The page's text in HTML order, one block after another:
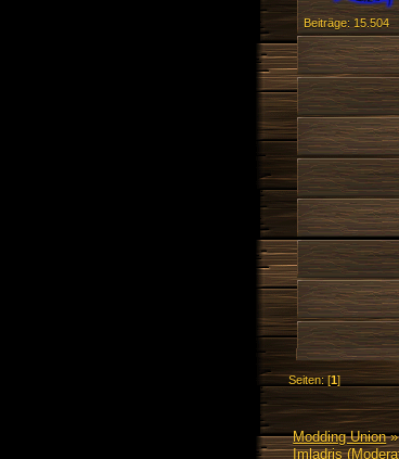
Beiträge: 15.504
Seiten: [1]
Modding Union»
Imladris